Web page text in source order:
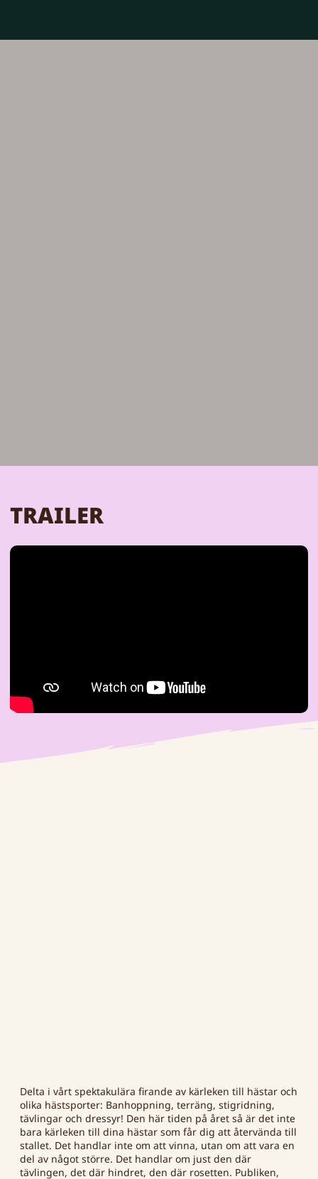
TRAILER
Delta i vårt spektakulära firande av kärleken till hästar och
olika hästsporter: Banhoppning, terräng, stigridning,
tävlingar och dressyr! Den här tiden på året så är det inte
bara kärleken till dina hästar som får dig att återvända till
stallet. Det handlar inte om att vinna, utan om att vara en
del av något större. Det handlar om just den där
tävlingen, det där hindret, den där rosetten. Publiken,